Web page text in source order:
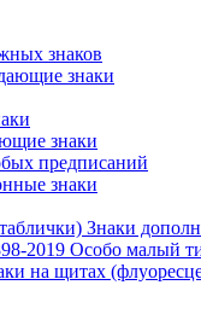
знаков
знаки
знаки
предписаний
знаки
Знаки
Особо малый
на щитах